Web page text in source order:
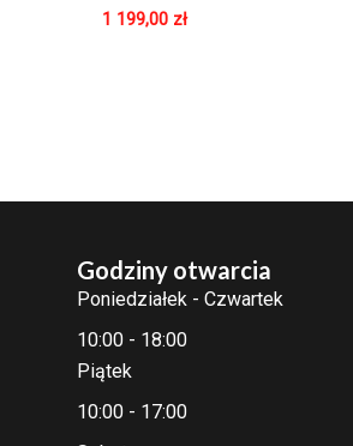
1 199,00 zł
Godziny otwarcia
Poniedziałek - Czwartek
10:00 - 18:00
Piątek
10:00 - 17:00